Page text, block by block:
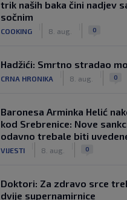
trik naših baka čini nadjev
sočnim
COOKING 8. aug. 0
Hadžići: Smrtno stradao
CRNA HRONIKA 8. aug. 0
Baronesa Arminka Helić
kod Srebrenice: Nove
odavno trebale biti
VIJESTI 8. aug. 0
Doktori: Za zdravo srce
dvije supernamirnice